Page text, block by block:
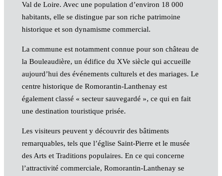
Val de Loire. Avec une population d’environ 18 000
habitants, elle se distingue par son riche patrimoine
historique et son dynamisme commercial.
La commune est notamment connue pour son château de
la Bouleaudière, un édifice du XVe siècle qui accueille
aujourd’hui des événements culturels et des mariages. Le
centre historique de Romorantin-Lanthenay est
également classé « secteur sauvegardé », ce qui en fait
une destination touristique prisée.
Les visiteurs peuvent y découvrir des bâtiments
remarquables, tels que l’église Saint-Pierre et le musée
des Arts et Traditions populaires. En ce qui concerne
l’attractivité commerciale, Romorantin-Lanthenay se